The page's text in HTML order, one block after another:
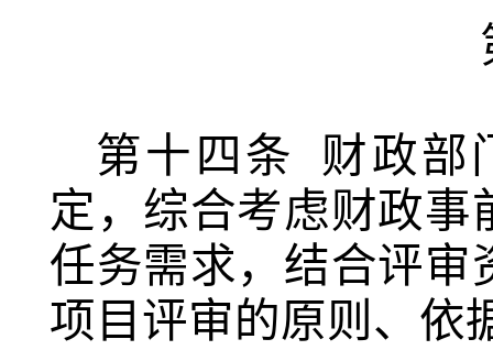
第十四条
财政部
定，综合考虑财政
任务需求，结合评审
项目评审的原则、依